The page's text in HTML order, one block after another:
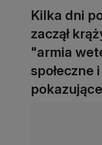
Kilka dni
zaczął
"armia
społeczne